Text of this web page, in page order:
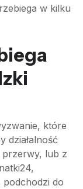
w kilku
które
działalność
przerwy, lub z
do